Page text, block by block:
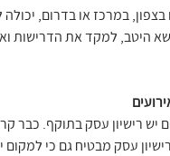
במרכז או בדרום,
היטב, למקד את
רישיון עסק בתוקף. כבר
עסק מבטיח גם כי למקום